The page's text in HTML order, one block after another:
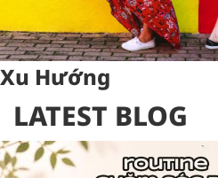
Xu Hướng
LATEST BLOG